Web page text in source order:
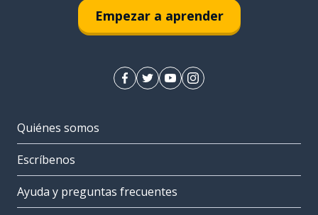
Empezar a aprender
Quiénes somos
Escríbenos
Ayuda y preguntas frecuentes